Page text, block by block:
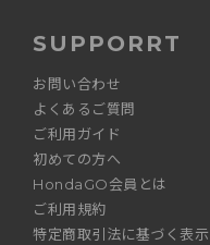
SUPPORRT
お問い合わせ
よくあるご質問
ご利用ガイド
初めての方へ
HondaGO会員とは
ご利用規約
特定商取引法に基づく表示